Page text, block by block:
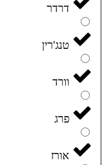
דרדר
טנג'רין
וורד
פרג
אורז